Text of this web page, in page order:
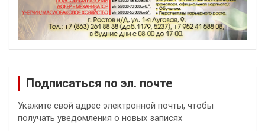
Подписаться по эл. почте
Укажите свой адрес электронной почты, чтобы
получать уведомления о новых записях